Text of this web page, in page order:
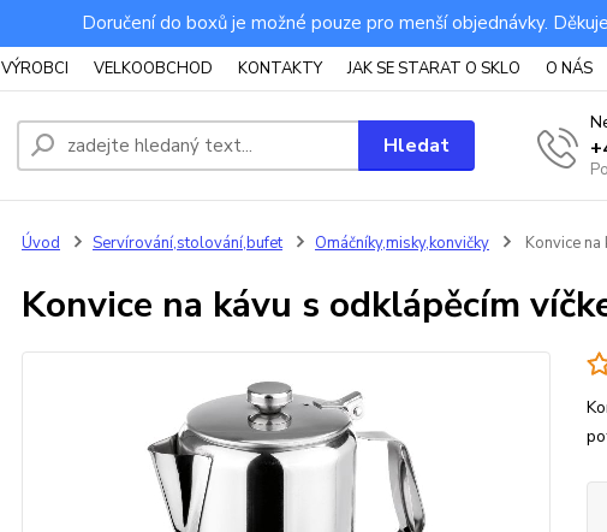
Doručení do boxů je možné pouze pro menší objednávky.
VÝROBCI VELKOOBCHOD KONTAKTY JAK SE STARAT O SKLO O NÁS
Hledat
Úvod Servírování,stolování,bufet Omáčníky,misky,konvičky Konvice
Konvice na kávu s odklápěcím